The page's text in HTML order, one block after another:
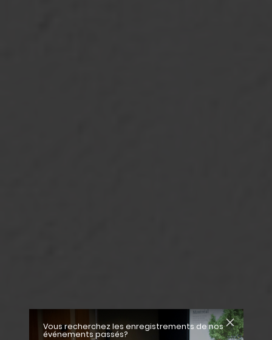
Vous recherchez les enregistrements de nos
événements passés?